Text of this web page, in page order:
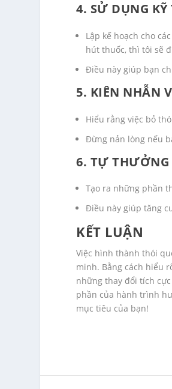
4. SỬ DỤNG KỸ
Lập kế hoạch cho
hút thuốc, thì tôi sẽ
Điều này giúp bạn
5. KIÊN NHẪN
Hiểu rằng việc bỏ
Đừng nản lòng nếu
6. TỰ
Tạo ra những phần
Điều này giúp tăng
KẾT LUẬN
Việc hình thành thói
minh. Bằng cách hiểu
những thay đổi tích
phần của hành trình
mục tiêu của bạn!